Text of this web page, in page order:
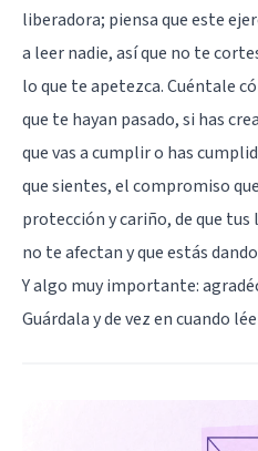
liberadora; piensa que este
a leer nadie, así que no te
lo que te apetezca. Cuéntale
que te hayan pasado, si has
que vas a cumplir o has
que sientes, el compromiso
protección y cariño, de que
no te afectan y que estás
Y algo muy importante:
Guárdala y de vez en cuando